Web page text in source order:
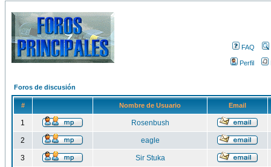
FAQ
Perfil
Foros de discusión
# Nombre de Usuario Email
1 Rosenbush
2 eagle
3 Sir Stuka